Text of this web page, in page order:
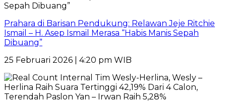
Prahara di Barisan Pendukung: Relawan Jeje Ritchie
Ismail – H. Asep Ismail Merasa “Habis Manis Sepah
Dibuang”
25 Februari 2026 | 4:20 pm WIB